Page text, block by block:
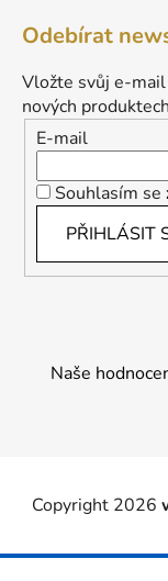
Odebírat
Vložte svůj e-
nových
E-mail
Souhlasím se
PŘIHLÁSIT
Naše
Copyright 2026